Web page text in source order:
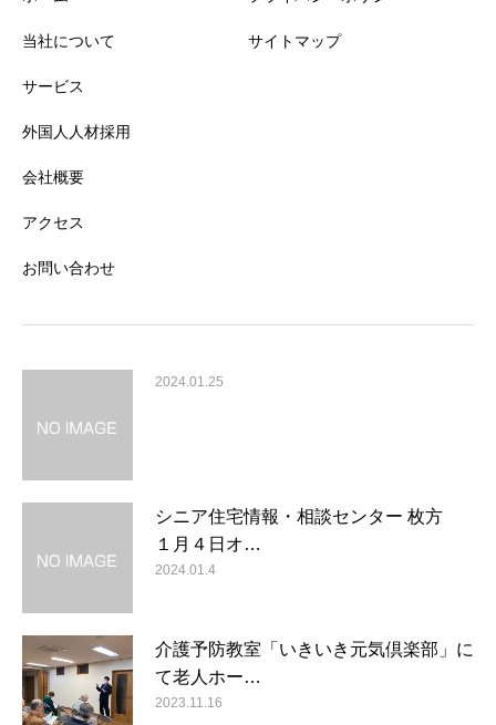
当社について
サービス
外国人人材採用
会社概要
アクセス
お問い合わせ
サイトマップ
2024.01.25
シニア住宅情報・相談センター 枚方
１月４日オ…
2024.01.4
介護予防教室「いきいき元気倶楽部」に
て老人ホー…
2023.11.16